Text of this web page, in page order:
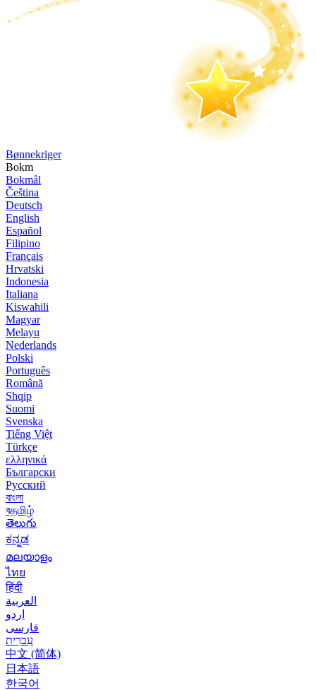
Bønne­kriger
Bokm
Bokmål
Čeština
Deutsch
English
Español
Filipino
Français
Hrvatski
Indonesia
Italiana
Kiswahili
Magyar
Melayu
Nederlands
Polski
Português
Română
Shqip
Suomi
Svenska
Tiếng Việt
Türkçe
ελληνικά
Български
Русский
বাংলা
বதமிழ்
తెలుగు
ಕನ್ನಡ
മലയാളം
ไทย
हिंदी
العربية
اردو
فارسی
עִברִית
中文 (简体)
日本語
한국어